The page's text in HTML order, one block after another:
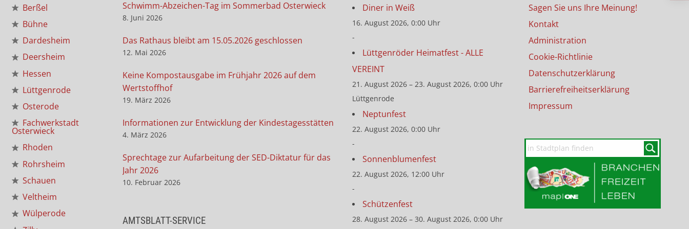
Berßel
Bühne
Dardesheim
Deersheim
Hessen
Lüttgenrode
Osterode
Fachwerkstadt
Osterwieck
Rhoden
Rohrsheim
Schauen
Veltheim
Wülperode
Schwimm-Abzeichen-Tag im Sommerbad Osterwieck
8. Juni 2026
Das Rathaus bleibt am 15.05.2026 geschlossen
12. Mai 2026
Keine Kompostausgabe im Frühjahr 2026 auf dem
Wertstoffhof
19. März 2026
Informationen zur Entwicklung der Kindestagesstätten
4. März 2026
Sprechtage zur Aufarbeitung der SED-Diktatur für das
Jahr 2026
10. Februar 2026
AMTSBLATT-SERVICE
Diner in Weiß
16. August 2026, 0:00 Uhr
-
Lüttgenröder Heimatfest - ALLE
VEREINT
21. August 2026 – 23. August 2026, 0:00 Uhr
Lüttgenrode
Neptunfest
22. August 2026, 0:00 Uhr
-
Sonnenblumenfest
22. August 2026, 12:00 Uhr
-
Schützenfest
28. August 2026 – 30. August 2026, 0:00 Uhr
Sagen Sie uns Ihre Meinung!
Kontakt
Administration
Cookie-Richtlinie
Datenschutzerklärung
Barrierefreiheitserklärung
Impressum